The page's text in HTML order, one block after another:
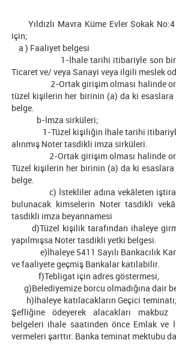
Yıldızlı Mavra Küme Evler Sokak
için;
a ) Faaliyet belgesi
1-İhale tarihi itibariyle son bir yıl
Ticaret ve/ veya Sanayi veya ilgili meslek
2-Ortak girişim olması halinde
tüzel kişilerin her birinin (a) da ki esaslara
belge.
b-İmza sirküleri;
1-Tüzel kişiliğin İhale tarihi itibariyle
alınmış Noter tasdikli imza sirküleri.
2-Ortak girişim olması halinde
Tüzel kişilerin her birinin (a) da ki
belge.
c) İstekliler adına vekâleten iştirak
bulunacak kimselerin Noter tasdikli
tasdikli imza beyannamesi
d)Tüzel kişilik tarafından ihaleye
yapılmışsa Noter tasdikli yetki belgesi.
e)İhaleye 5411 Sayılı Bankacılık
ve faaliyete geçmiş Bankalar katılabilir.
f)Tebligat için adres göstermesi,
g)Belediyemize borcu olmadığına dair
h)İhaleye katılacakların Geçici
Şefliğine ödeyerek alacakları
belgeleri ihale saatinden önce Emlak ve
vermeleri şarttır. Banka teminat mektubu